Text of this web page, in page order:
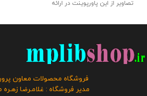
تصاویر از این پاورپوینت در ارائه
کنید . این محصول با کیفیتی عالی
پرورشی طراحی و تولید گردیده است
. حجم فایل : 13.5 مگابایت
کلیه
حقوق این بروشور به فروشگاه و
باشد و فروش و انتشار این محصول
به هر نحوی مورد رضایت ما نمی
دیگر بدون
هستند و
فروشگاه محصولات معاون
مدیر فروشگاه : غلامـرضا